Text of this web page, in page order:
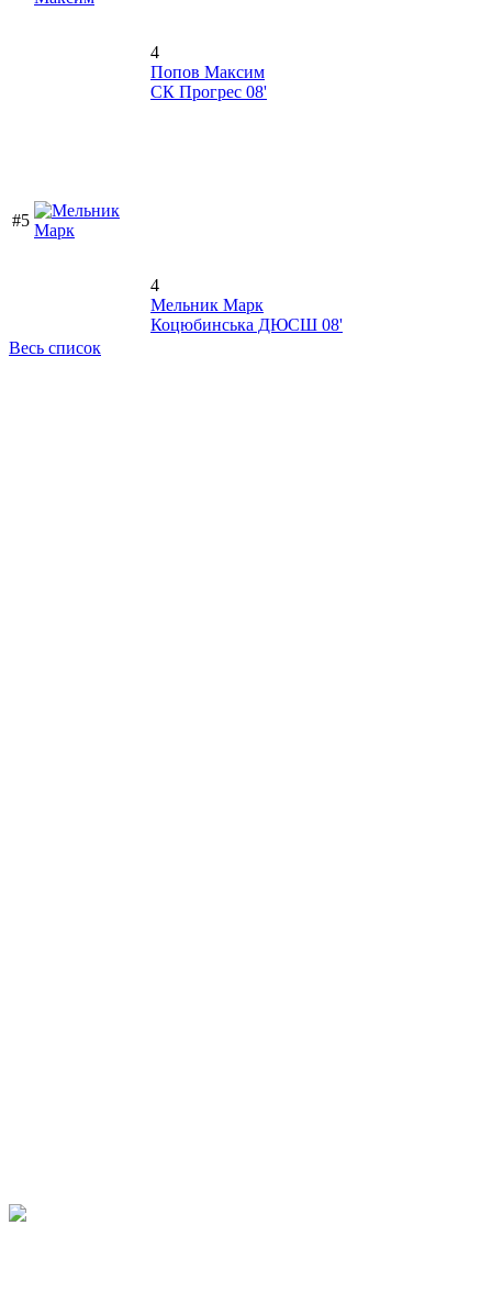
4
Попов Максим
СК Прогрес 08'
#5
4
Мельник Марк
Коцюбинська ДЮСШ 08'
Весь список